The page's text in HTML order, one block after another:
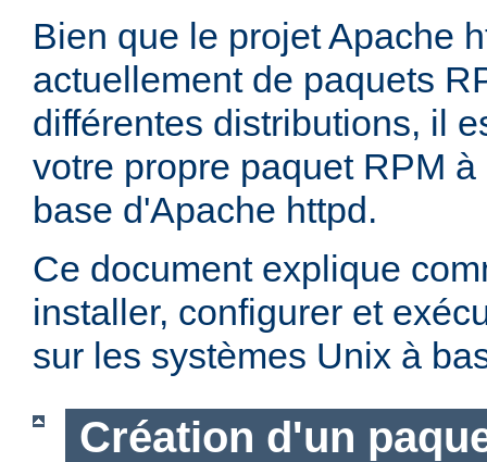
Bien que le projet Apache
actuellement de paquets
différentes distributions, il
votre propre paquet RPM
base d'Apache httpd.
Ce document explique
installer, configurer et
sur les systèmes Unix à
Création d'un